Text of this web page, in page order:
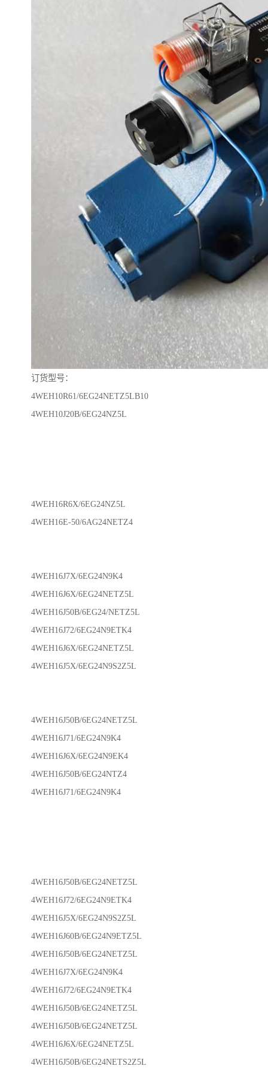
订货型号：
4WEH10R61/6EG24NETZ5LB10
4WEH10J20B/6EG24NZ5L
4WEH16R6X/6EG24NZ5L
4WEH16E-50/6AG24NETZ4
4WEH16J7X/6EG24N9K4
4WEH16J6X/6EG24NETZ5L
4WEH16J50B/6EG24/NETZ5L
4WEH16J72/6EG24N9ETK4
4WEH16J6X/6EG24NETZ5L
4WEH16J5X/6EG24N9S2Z5L
4WEH16J50B/6EG24NETZ5L
4WEH16J71/6EG24N9K4
4WEH16J6X/6EG24N9EK4
4WEH16J50B/6EG24NTZ4
4WEH16J71/6EG24N9K4
4WEH16J50B/6EG24NETZ5L
4WEH16J72/6EG24N9ETK4
4WEH16J5X/6EG24N9S2Z5L
4WEH16J60B/6EG24N9ETZ5L
4WEH16J50B/6EG24NETZ5L
4WEH16J7X/6EG24N9K4
4WEH16J72/6EG24N9ETK4
4WEH16J50B/6EG24NETZ5L
4WEH16J50B/6EG24NETZ5L
4WEH16J6X/6EG24NETZ5L
4WEH16J50B/6EG24NETS2Z5L